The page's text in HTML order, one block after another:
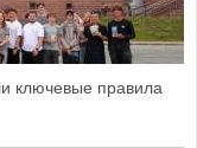
ключевые правила